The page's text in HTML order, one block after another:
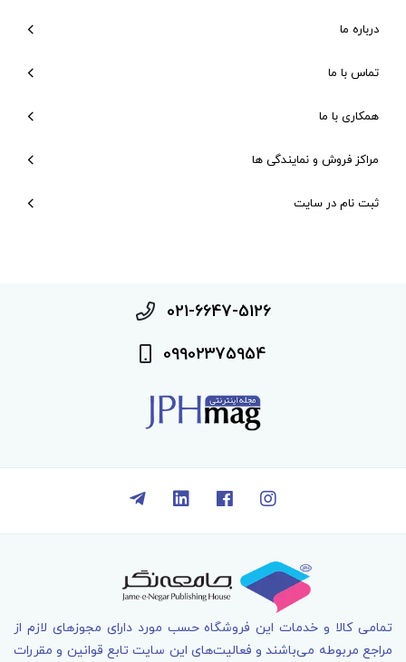
درباره ما
تماس با ما
همکاری با ما
مراکز فروش و نمایندگی ها
ثبت نام در سایت
021-6647-5126
09902375954
تمامی کالا و خدمات اين فروشگاه حسب مورد دارای مجوزهای لازم از
مراجع مربوطه می‌باشند و فعاليت‌های اين سايت تابع قوانين و مقررات